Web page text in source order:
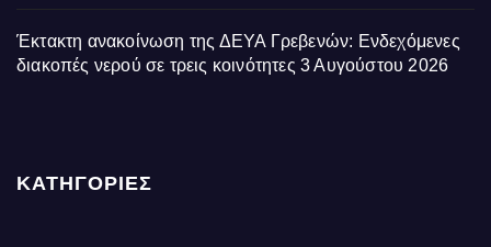
Έκτακτη ανακοίνωση της ΔΕΥΑ Γρεβενών: Ενδεχόμενες
διακοπές νερού σε τρεις κοινότητες 3 Αυγούστου 2026
ΚΑΤΗΓΟΡΙΕΣ